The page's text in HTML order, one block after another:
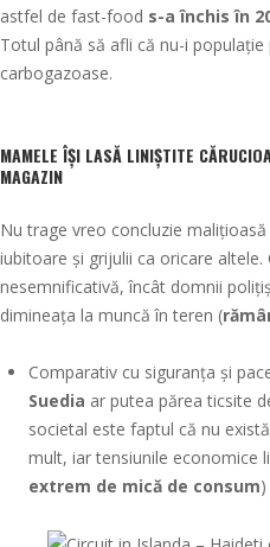
astfel de fast-food s-a închis în
Totul până să afli că nu-i
carbogazoase.
MAMELE ÎȘI LASĂ LINIȘTITE
MAGAZIN
Nu trage vreo concluzie
iubitoare și grijulii ca oricare
nesemnificativă, încât domnii
dimineața la muncă în teren (
Comparativ cu siguranța și
Suedia ar putea părea ticsite
societal este faptul că nu
mult, iar tensiunile economice
extrem de mică de consum